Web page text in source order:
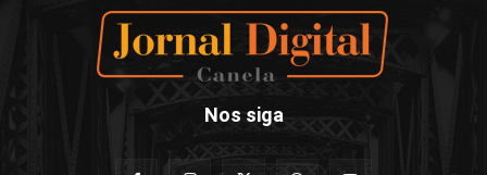
Nos siga